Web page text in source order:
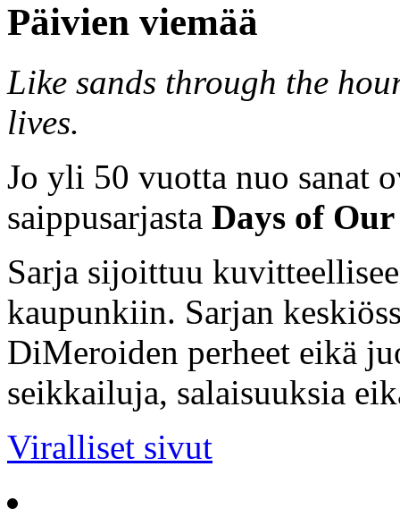
Päivien viemää
Like sands through the
lives.
Jo yli 50 vuotta nuo sanat
saippusarjasta Days of
Sarja sijoittuu
kaupunkiin. Sarjan
DiMeroiden perheet eikä
seikkailuja, salaisuuksia
Viralliset sivut